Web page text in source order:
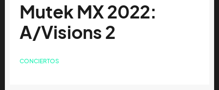
Mutek MX 2022:
A/Visions 2
CONCIERTOS